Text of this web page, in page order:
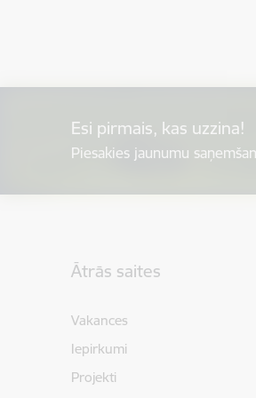
Esi pirmais, kas uzzina!
Piesakies jaunumu
Ātrās saites
Vakances
Iepirkumi
Projekti